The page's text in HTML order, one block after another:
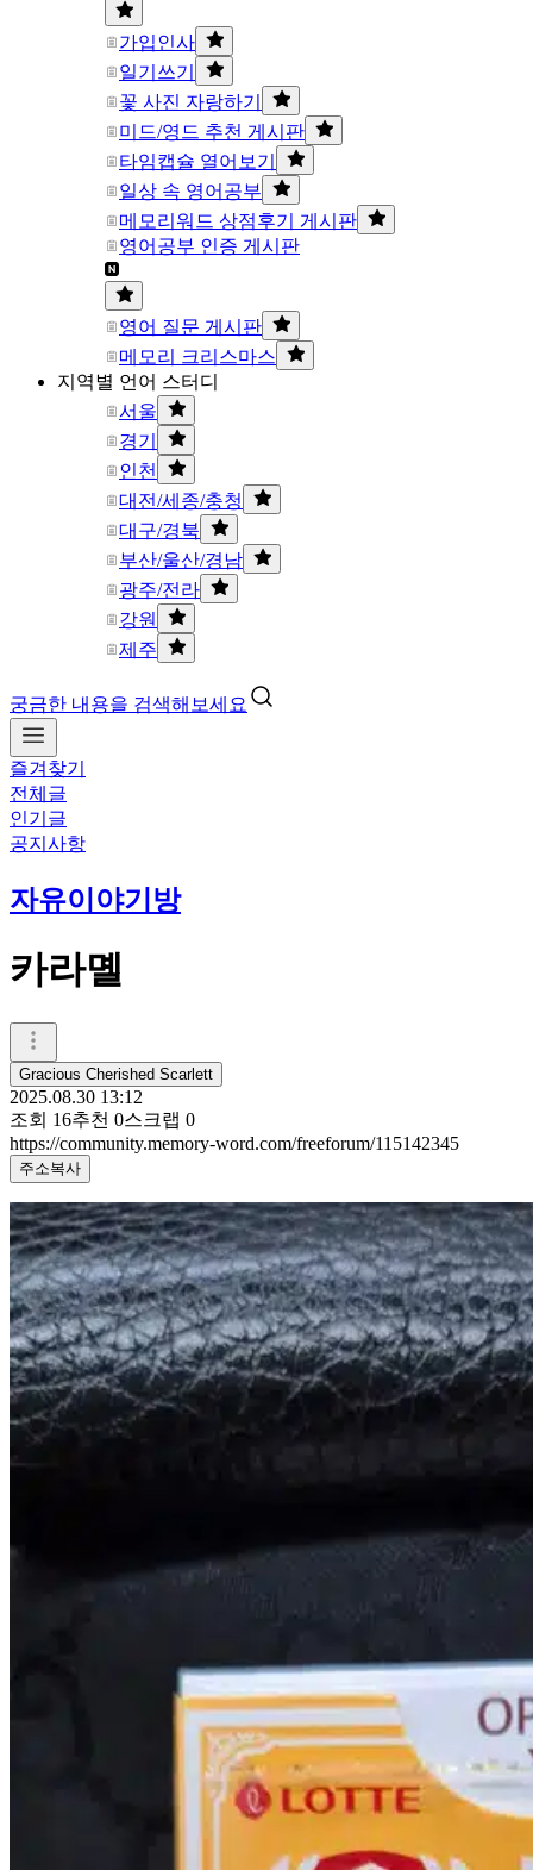
가입인사
일기쓰기
꽃 사진 자랑하기
미드/영드 추천 게시판
타임캡슐 열어보기
일상 속 영어공부
메모리워드 상점후기 게시판
영어공부 인증 게시판
영어 질문 게시판
메모리 크리스마스
지역별 언어 스터디
서울
경기
인천
대전/세종/충청
대구/경북
부산/울산/경남
광주/전라
강원
제주
궁금한 내용을 검색해보세요
즐겨찾기
전체글
인기글
공지사항
자유이야기방
카라몔
Gracious Cherished Scarlett
2025.08.30 13:12
조회 16추천 0스크랩 0
https://community.memory-word.com/freeforum/115142345
주소복사